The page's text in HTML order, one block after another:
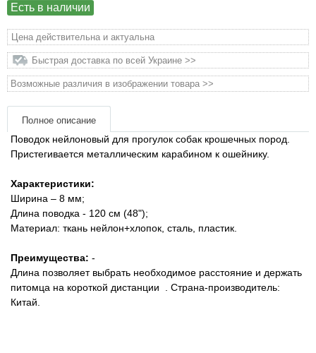
Есть в наличии
Цена действительна и актуальна
Быстрая доставка по всей Украине >>
Возможные различия в изображении товара >>
Полное описание
Поводок нейлоновый для прогулок собак крошечных пород.
Пристегивается металлическим карабином к ошейнику.
Характеристики:
Ширина – 8 мм;
Длина поводка - 120 см (48");
Материал: ткань нейлон+хлопок, сталь, пластик.
Преимущества: -
Длина позволяет выбрать необходимое расстояние и держать
питомца на короткой дистанции
Страна-производитель:
Китай.
Товары для голубей
Товары для грызунов
Товары для лошадей
Товары для людей
Хозряд - хозтовары оптом
Популярные зоотовары
Архив / Снято с производства